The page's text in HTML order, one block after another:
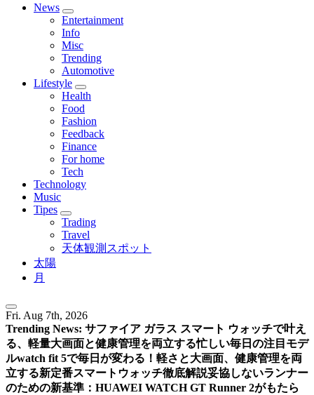
News
Entertainment
Info
Misc
Trending
Automotive
Lifestyle
Health
Food
Fashion
Feedback
Finance
For home
Tech
Technology
Music
Tipes
Trading
Travel
天体観測スポット
太陽
月
Fri. Aug 7th, 2026
Trending News: サファイア ガラス スマート ウォッチで叶え
る、軽量大画面と健康管理を両立する忙しい毎日の注目モデ
ルwatch fit 5で毎日が変わる！軽さと大画面、健康管理を両
立する新定番スマートウォッチ徹底解説妥協しないランナー
のための新基準：HUAWEI WATCH GT Runner 2がもたら